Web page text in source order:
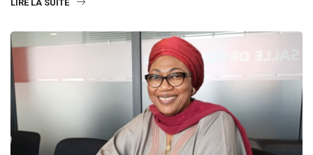
LIRE LA SUITE